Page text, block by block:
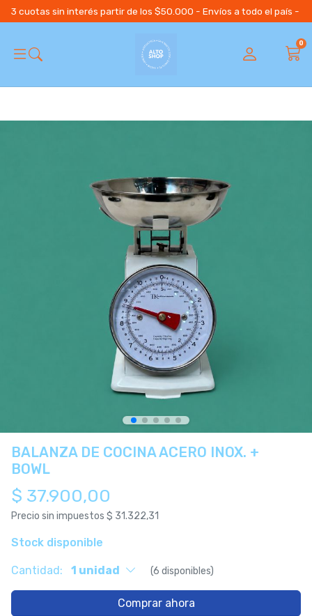
3 cuotas sin interés partir de los $50.000 - Envíos a todo el país -
0
BALANZA DE COCINA ACERO INOX. +
BOWL
$ 37.900,00
Precio sin impuestos $ 31.322,31
Stock disponible
Cantidad: 1 unidad (6 disponibles)
Comprar ahora